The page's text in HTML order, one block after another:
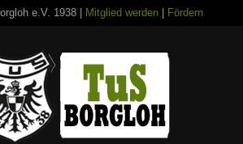
e.V. 1938 | Mitglied werden Fördern